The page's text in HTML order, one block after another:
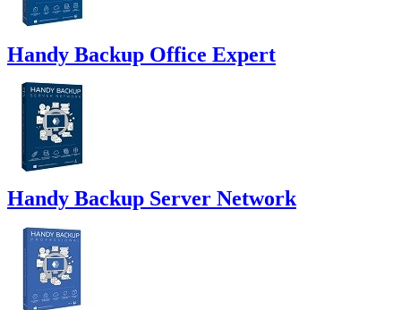
Handy Backup Office Expert
Handy Backup Server Network